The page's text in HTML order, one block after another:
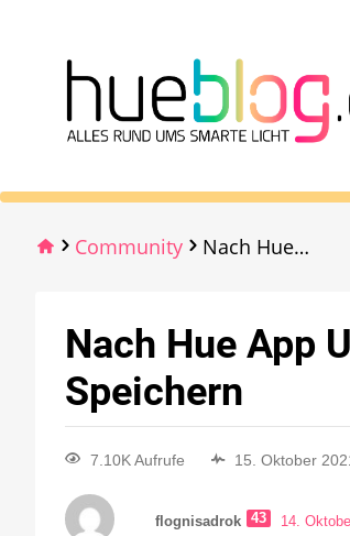
Community Nach Hue App Update sehr lange Wartezeit beim Speichern
Nach Hue App
Speichern
7.10K Aufrufe 15. Oktober
flognisadrok 43 14.